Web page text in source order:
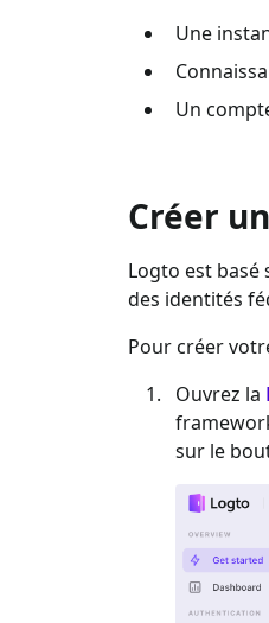
Une
Un
Créer
Logto est basé
des identités
Pour créer
Ouvrez la
sur le